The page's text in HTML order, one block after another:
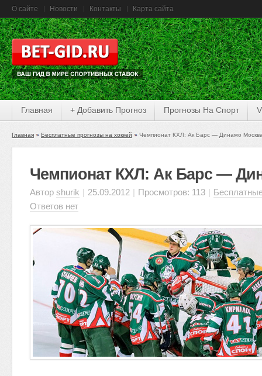
О сайте Новости Контакты Карта сайта
Главная + Добавить Прогноз Прогнозы На Спорт
Главная Бесплатные прогнозы на хоккей Чемпионат КХЛ: Ак Барс — Динамо
Чемпионат КХЛ: Ак Барс —
Автор shurik | 25.09.2012 | Просмотров: 113 |
Ответов нет